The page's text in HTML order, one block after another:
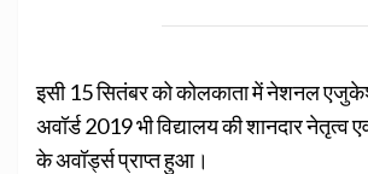
इसी 15 सितंबर को कोलकाता में नेशनल
अवॉर्ड 2019 भी विद्यालय की शानदार नेतृत्व
के अवॉर्ड्स प्राप्त हुआ।